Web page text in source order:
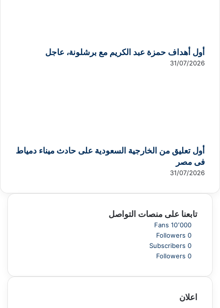
أول أهداف حمزة عبد الكريم مع برشلونة، عاجل
31/07/2026
أول تعليق من الخارجية السعودية على حادث ميناء دمياط
فى مصر
31/07/2026
تابعنا على منصات التواصل
10٬000 Fans
0
Followers
0
Subscribers
0
Followers
اعلان